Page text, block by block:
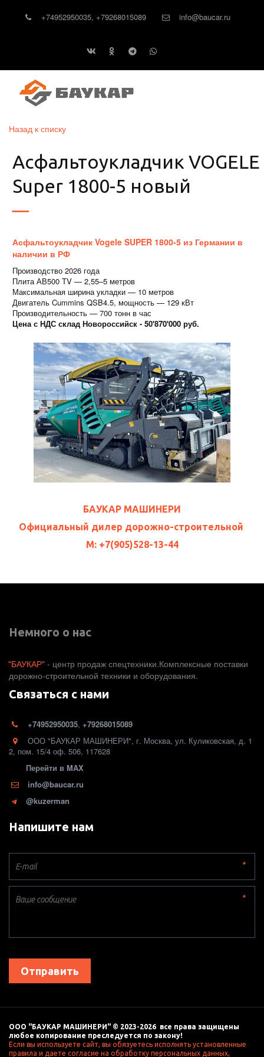
+74952950035, +79268015089 info@baucar.ru
Назад к списку
Асфальтоукладчик VOGELE
Super 1800-5 новый
Асфальтоукладчик Vogele SUPER 1800-5 из Германии в
наличии в РФ
Производство 2026 года
Плита АВ500 TV — 2,55–5 метров
Максимальная ширина укладки — 10 метров
Двигатель Cummins QSB4.5, мощность — 129 кВт
Производительность — 700 тонн в час
Цена с НДС склад Новороссийск - 50'870'000 руб.
БАУКАР МАШИНЕРИ
Официальный дилер дорожно-строительной
М: +7(905)528-13-44
Немного о нас
"БАУКАР" - центр продаж спецтехники.Комплексные поставки
дорожно-строительной техники и оборудования.
Связаться с нами
+74952950035, +79268015089
ООО "БАУКАР МАШИНЕРИ", г. Москва, ул. Куликовская, д. 1
2, пом. 15/4 оф. 506, 117628
Перейти в MAX
info@baucar.ru
@kuzerman
Напишите нам
*
*
Отправить
ООО "БАУКАР МАШИНЕРИ" © 2023-2026  все права защищены
любое копирование преследуется по закону!
Если вы используете сайт, вы обязуетесь исполнять установленные
правила и даете согласие на обработку персональных данных,